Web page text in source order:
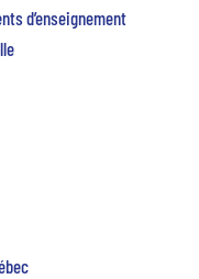
d’enseignement